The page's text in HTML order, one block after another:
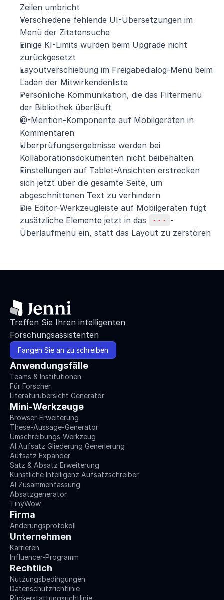
Zeilen umbricht
Verschiedene fehlende UI-Übersetzungen im
Menü der Zitatensuche
Einige KI-Limits wurden beim Upgrade nicht
zurückgesetzt
Layoutverschiebung im Freigabedialog-Menü beim
Laden der Mitwirkendenliste
Persönliche Kommunikation, die das Filtermenü
der Bibliothek überläuft
@-Mention-Komponente auf Mobilgeräten in
Kommentaren
Überprüfungsergebnisse werden bei
Kollaborationsdokumenten nicht beibehalten
Einstellungen auf Tablet-Ansichten erstrecken
sich jetzt über die gesamte Seite, um
abgeschnittenen Text zu verhindern
Die Editor-Werkzeugleiste auf Mobilgeräten fügt
zusätzliche Elemente jetzt in das
··· -
Überlaufmenü ein, statt das Layout zu zerstören
Treffen Sie Ihren intelligenten
Forschungsassistenten
Fangen Sie an zu schreiben
Anwendungsfälle
Teams & Institutionen
Für Forscher
Literaturübersicht Generator
Mini-Werkzeuge
Browser-Erweiterung
These-Aussage-Generator
Umschreibungs-Werkzeug
AI Aufsatz Gliederung Generierung
Aufsatz Expander
Satz & Absatz Erweiterung
Künstliche Intelligenz Aufsatzschreiber
AI Zusammenfassung
Absatzgenerator
TinyWow
Firma
Änderungsprotokoll
Unternehmen
Karrieren
Influencer-Programm
Rechtlich
Nutzungsbedingungen
Datenschutzrichtlinie
Rückerstattungsrichtlinie